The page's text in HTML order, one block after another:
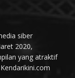
siber
2020,
yang atraktif